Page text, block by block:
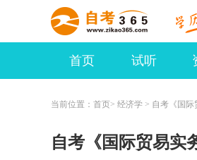
首页 试听
当前位置： 首页> 经济学 > 自考《国际
自考《国际贸易实